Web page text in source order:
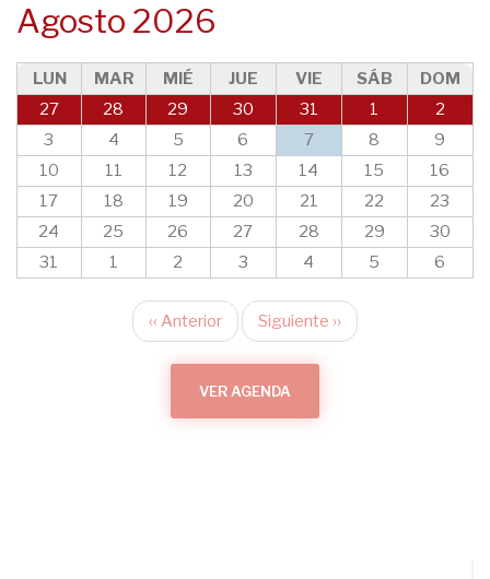
Agosto 2026
LUN MAR MIÉ JUE VIE SÁB
DOM
27
28 29 30 31 1
2
3
4 5 6 7 8
9
10
11 12 13 14 15
16
17
18 19 20 21 22
23
24
25 26 27 28 29
30
31
1 2 3 4 5 6
Paginación
‹‹ Anterior Siguiente ››
VER AGENDA